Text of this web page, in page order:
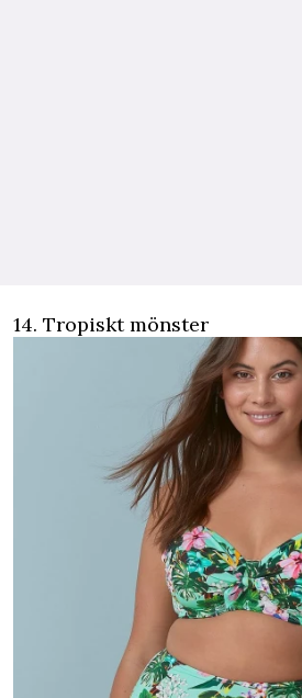
14. Tropiskt mönster